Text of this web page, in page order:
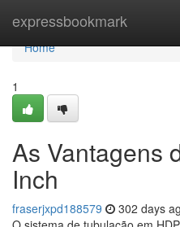
expressbookmark
Home
Home
1
As Vantagens
Inch
fraserjxpd188579 302 days